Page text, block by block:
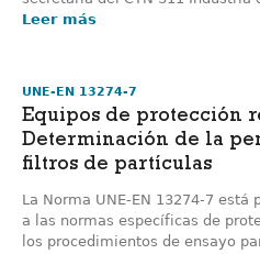
Leer más
UNE-EN 13274-7
Equipos de protección
Determinación de la
filtros de partículas
La Norma UNE-EN 13274-7
a las normas específicas de
los procedimientos de ensayo